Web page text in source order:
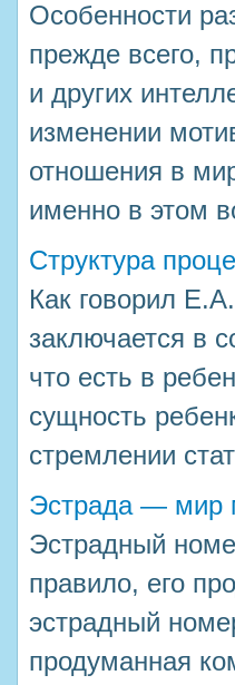
Особенности
прежде всего,
и других
изменении
отношения в
именно в этом
Структура
Как говорил
заключается в
что есть в
сущность
стремлении
Эстрада — мир
Эстрадный
правило, его
эстрадный
продуманная